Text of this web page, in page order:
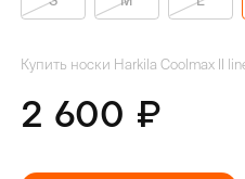
Купить носки Harkila Coolmax II
2 600